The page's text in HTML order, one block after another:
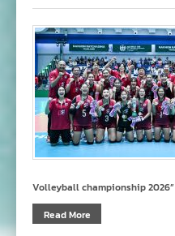
Volleyball championship 2026”
Read More